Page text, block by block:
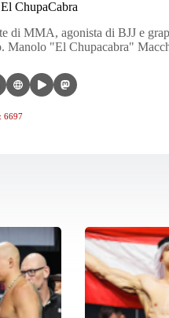
ChupaCabra
di MMA, agonista di BJJ e
Manolo "El Chupacabra"
6697